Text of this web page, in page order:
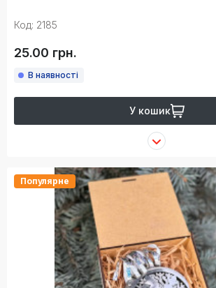
Код: 2185
25.00 грн.
В наявності
У кошик
Популярне